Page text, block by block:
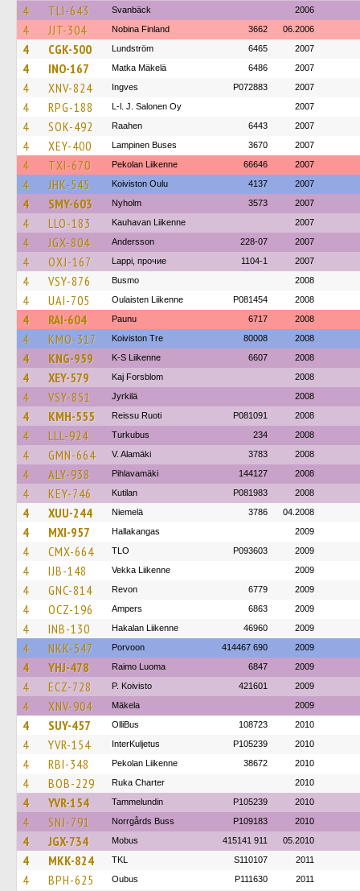
4 TLI-643 Svanbäck 2006
4 JJT-304 Nobina Finland 3662 06.2006
4 CGK-500 Lundström 6465 2007
4 INO-167 Matka Mäkelä 6486 2007
4 XNV-824 Ingves P072883 2007
4 RPG-188 L-l. J. Salonen Oy 2007
4 SOK-492 Raahen 6443 2007
4 XEY-400 Lampinen Buses 3670 2007
4 TXI-670 Pekolan Liikenne 66646 2007
4 JHK-545 Koiviston Oulu 4137 2007
4 SMY-603 Nyholm 3573 2007
4 LLO-183 Kauhavan Liikenne 2007
4 JGX-804 Andersson 228-07 2007
4 OXJ-167 Lappi, прочие 1104-1 2007
4 VSY-876 Busmo 2008
4 UAI-705 Oulaisten Liikenne P081454 2008
4 RAI-604 Paunu 6717 2008
4 KMO-317 Koiviston Tre 80008 2008
4 KNG-959 K-S Liikenne 6607 2008
4 XEY-579 Kaj Forsblom 2008
4 VSY-851 Jyrkilä 2008
4 KMH-555 Reissu Ruoti P081091 2008
4 LLL-924 Turkubus 234 2008
4 GMN-664 V. Alamäki 3783 2008
4 ALY-938 Pihlavamäki 144127 2008
4 KEY-746 Kutilan P081983 2008
4 XUU-244 Niemelä 3786 04.2008
4 MXI-957 Hallakangas 2009
4 CMX-664 TLO P093603 2009
4 IJB-148 Vekka Liikenne 2009
4 GNC-814 Revon 6779 2009
4 OCZ-196 Ampers 6863 2009
4 INB-130 Hakalan Liikenne 46960 2009
4 NKK-547 Porvoon 414467 690 2009
4 YHJ-478 Raimo Luoma 6847 2009
4 ECZ-728 P. Koivisto 421601 2009
4 XNV-904 Mäkela 2009
4 SUY-457 OlliBus 108723 2010
4 YVR-154 InterKuljetus P105239 2010
4 RBI-348 Pekolan Liikenne 38672 2010
4 BOB-229 Ruka Charter 2010
4 YVR-154 Tammelundin P105239 2010
4 SNJ-791 Norrgårds Buss P109183 2010
4 JGX-734 Mobus 415141 911 05.2010
4 MKK-824 TKL S110107 2011
4 BPH-625 Oubus P111630 2011